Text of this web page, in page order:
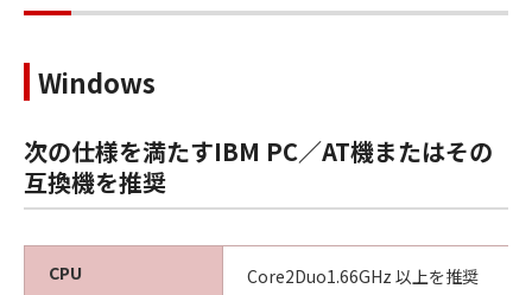
Windows
次の仕様を満たすIBM PC／AT機またはその
互換機を推奨
CPU Core2Duo1.66GHz 以上を推奨